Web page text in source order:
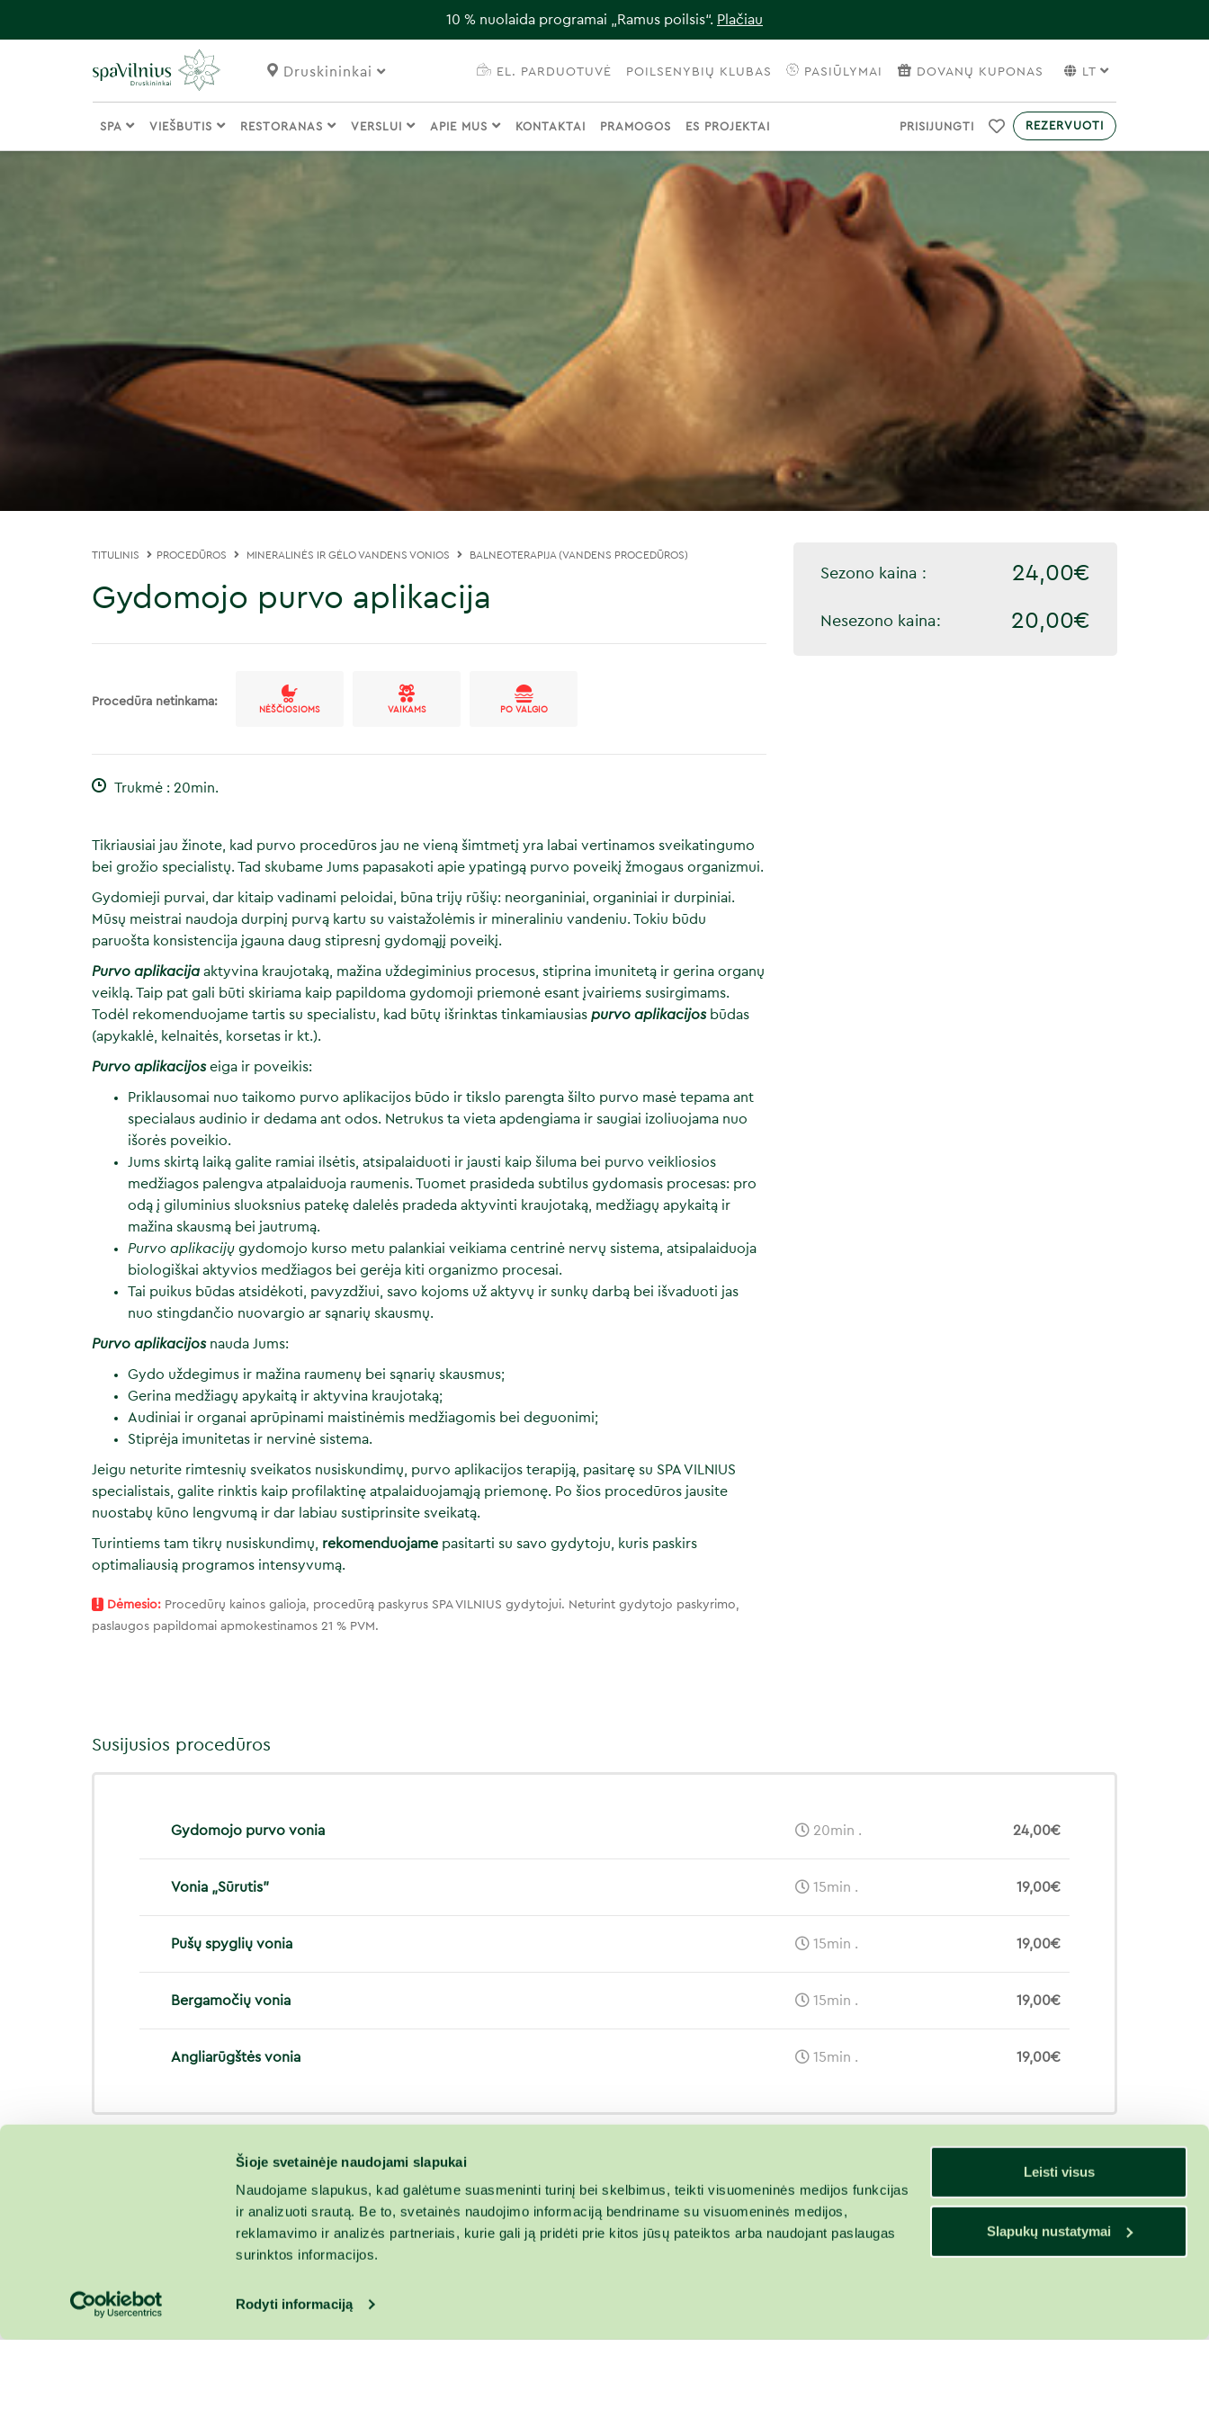
Šioje svetainėje naudojami slapukai
Naudojame slapukus, kad galėtume suasmeninti turinį bei skelbimus, teikti visuomeninės medijos funkcijas
ir analizuoti srautą. Be to, svetainės naudojimo informaciją bendriname su visuomeninės medijos,
reklamavimo ir analizės partneriais, kurie gali ją pridėti prie kitos jūsų pateiktos arba naudojant paslaugas
surinktos informacijos.
Rodyti informaciją
Leisti visus
Slapukų nustatymai
10 % nuolaida programai „Ramus poilsis“. Plačiau
Druskininkai EL. PARDUOTUVĖ POILSENYBIŲ KLUBAS PASIŪLYMAI DOVANŲ KUPONAS LT
SPA VIEŠBUTIS RESTORANAS VERSLUI APIE MUS KONTAKTAI PRAMOGOS ES PROJEKTAI PRISIJUNGTI REZERVUOTI
TITULINIS PROCEDŪROS MINERALINĖS IR GĖLO VANDENS VONIOS BALNEOTERAPIJA (VANDENS PROCEDŪROS)
Gydomojo purvo aplikacija
Procedūra netinkama:
NĖŠČIOSIOMS VAIKAMS PO VALGIO
Trukmė : 20min.
Tikriausiai jau žinote, kad purvo procedūros jau ne vieną šimtmetį yra labai vertinamos sveikatingumo
bei grožio specialistų. Tad skubame Jums papasakoti apie ypatingą purvo poveikį žmogaus organizmui.
Gydomieji purvai, dar kitaip vadinami peloidai, būna trijų rūšių: neorganiniai, organiniai ir durpiniai.
Mūsų meistrai naudoja durpinį purvą kartu su vaistažolėmis ir mineraliniu vandeniu. Tokiu būdu
paruošta konsistencija įgauna daug stipresnį gydomąjį poveikį.
Purvo aplikacija aktyvina kraujotaką, mažina uždegiminius procesus, stiprina imunitetą ir gerina organų
veiklą. Taip pat gali būti skiriama kaip papildoma gydomoji priemonė esant įvairiems susirgimams.
Todėl rekomenduojame tartis su specialistu, kad būtų išrinktas tinkamiausias purvo aplikacijosbūdas
(apykaklė, kelnaitės, korsetas ir kt.).
Purvo aplikacijoseiga ir poveikis:
Priklausomai nuo taikomo purvo aplikacijos būdo ir tikslo parengta šilto purvo masė tepama ant
specialaus audinio ir dedama ant odos. Netrukus ta vieta apdengiama ir saugiai izoliuojama nuo
išorės poveikio.
Jums skirtą laiką galite ramiai ilsėtis, atsipalaiduoti ir jausti kaip šiluma bei purvo veikliosios
medžiagos palengva atpalaiduoja raumenis. Tuomet prasideda subtilus gydomasis procesas: pro
odą į giluminius sluoksnius patekę dalelės pradeda aktyvinti kraujotaką, medžiagų apykaitą ir
mažina skausmą bei jautrumą.
Purvo aplikacijų gydomojo kurso metu palankiai veikiama centrinė nervų sistema, atsipalaiduoja
biologiškai aktyvios medžiagos bei gerėja kiti organizmo procesai.
Tai puikus būdas atsidėkoti, pavyzdžiui, savo kojoms už aktyvų ir sunkų darbą bei išvaduoti jas
nuo stingdančio nuovargio ar sąnarių skausmų.
Purvo aplikacijosnauda Jums:
Gydo uždegimus ir mažina raumenų bei sąnarių skausmus;
Gerina medžiagų apykaitą ir aktyvina kraujotaką;
Audiniai ir organai aprūpinami maistinėmis medžiagomis bei deguonimi;
Stiprėja imunitetas ir nervinė sistema.
Jeigu neturite rimtesnių sveikatos nusiskundimų, purvo aplikacijos terapiją, pasitarę su SPA VILNIUS
specialistais, galite rinktis kaip profilaktinę atpalaiduojamąją priemonę. Po šios procedūros jausite
nuostabų kūno lengvumą ir dar labiau sustiprinsite sveikatą.
Turintiems tam tikrų nusiskundimų, rekomenduojame pasitarti su savo gydytoju, kuris paskirs
optimaliausią programos intensyvumą.
! Dėmesio: Procedūrų kainos galioja, procedūrą paskyrus SPA VILNIUS gydytojui. Neturint gydytojo paskyrimo,
paslaugos papildomai apmokestinamos 21 % PVM.
Sezono kaina : 24,00€
Nesezono kaina: 20,00€
Susijusios procedūros
Gydomojo purvo vonia 20min . 24,00€
Vonia „Sūrutis" 15min . 19,00€
Pušų spyglių vonia 15min . 19,00€
Bergamočių vonia 15min . 19,00€
Angliarūgštės vonia 15min . 19,00€